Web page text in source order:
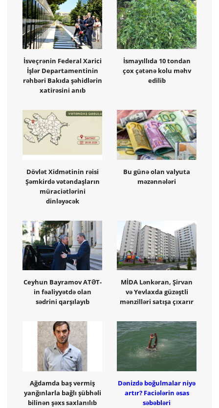
İsveçrənin Federal Xarici
İşlər Departamentinin
rəhbəri Bakıda şəhidlərin
xatirəsini anıb
İsmayıllıda 10 tondan
çox çətənə kolu məhv
edilib
Dövlət Xidmətinin rəisi
Şəmkirdə vətəndaşların
müraciətlərini
dinləyəcək
Bu günə olan valyuta
məzənnələri
Ceyhun Bayramov ATƏT-
in fəaliyyətdə olan
sədrini qarşılayıb
MİDA Lənkəran, Şirvan
və Yevlaxda güzəştli
mənzilləri satışa çıxarır
Ağdamda baş vermiş
yanğınlarla bağlı şübhəli
bilinən şəxs saxlanılıb
Dənizdə boğulmalar niyə
artır? Faciələrin əsas
səbəbləri